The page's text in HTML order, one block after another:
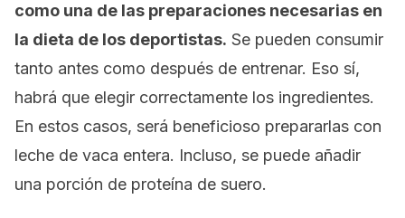
como una de las preparaciones necesarias en
la dieta de los deportistas. Se pueden consumir
tanto antes como después de entrenar. Eso sí,
habrá que elegir correctamente los ingredientes.
En estos casos, será beneficioso prepararlas con
leche de vaca entera. Incluso, se puede añadir
una porción de proteína de suero.